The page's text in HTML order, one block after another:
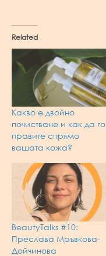
Related
Какво е двойно
почистване и как да го
правите спрямо
вашата кожа?
BeautyTalks #10:
Преслава Мръвкова-
Дойчинова